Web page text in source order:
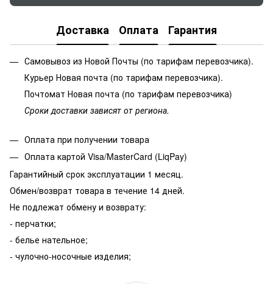
Доставка Оплата Гарантия
Самовывоз из Новой Почты (по тарифам перевозчика).
Курьер Новая почта (по тарифам перевозчика).
Почтомат Новая почта (по тарифам перевозчика)
Сроки доставки зависят от региона.
Оплата при получении товара
Оплата картой Visa/MasterCard (LiqPay)
Гарантийный срок эксплуатации 1 месяц.
Обмен/возврат товара в течение 14 дней.
Не подлежат обмену и возврату:
- перчатки;
- белье нательное;
- чулочно-носочные изделия;